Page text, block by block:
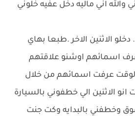
اني ماليه دخل عفيه خلوني
الاثنين الاخر .طبعا بهاي
اسمائهم اوشنو علاقتهم
عرفت اسمائهم من خلال
الاثنين الي خطفوني بالسيارة
وخطفني بالبدايه وكت جنت